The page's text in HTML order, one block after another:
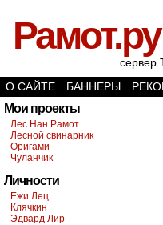
Рамот.ру
сервер
О САЙТЕ
БАННЕРЫ
Мои проекты
Лес Нан Рамот
Лесной свинарник
Оригами
Чуланчик
Личности
Ежи Лец
Клячкин
Эдвард Лир